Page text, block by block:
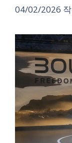
04/02/2026